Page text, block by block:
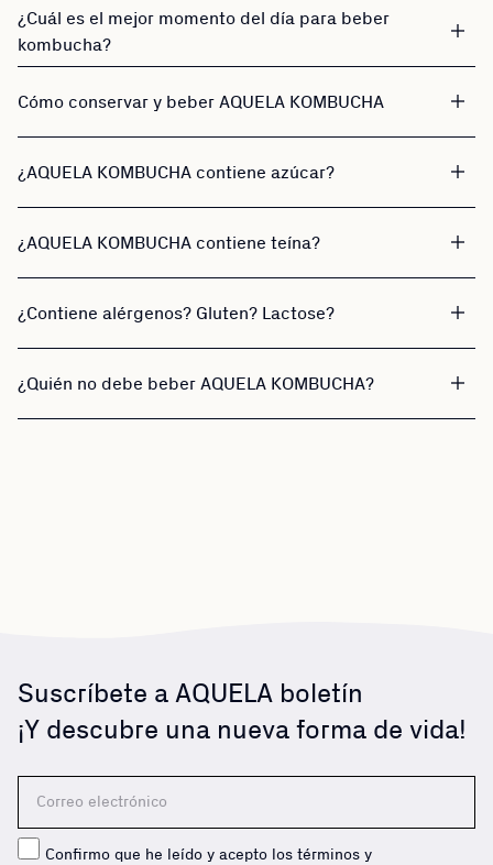
¿Cuál es el mejor momento del día para beber
kombucha?
Cómo conservar y beber AQUELA KOMBUCHA
¿AQUELA KOMBUCHA contiene azúcar?
¿AQUELA KOMBUCHA contiene teína?
¿Contiene alérgenos? Gluten? Lactose?
¿Quién no debe beber AQUELA KOMBUCHA?
Suscríbete a AQUELA boletín
¡Y descubre una nueva forma de vida!
Confirmo que he leído y acepto los términos y